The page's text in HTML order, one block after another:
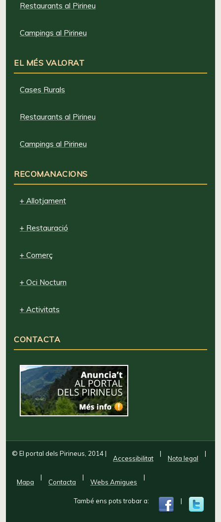
Restaurants al Pirineu
Campings al Pirineu
EL MÉS VALORAT
Cases Rurals
Restaurants al Pirineu
Campings al Pirineu
RECOMANACIONS
+ Allotjament
+ Restauració
+ Comerç
+ Oci Nocturn
+ Activitats
CONTACTA
© El portal dels Pirineus, 2014|
Accessibilitat
|
Nota legal
|
Mapa
|
Contacta
|
Webs Amigues
|
També ens pots trobar a: |